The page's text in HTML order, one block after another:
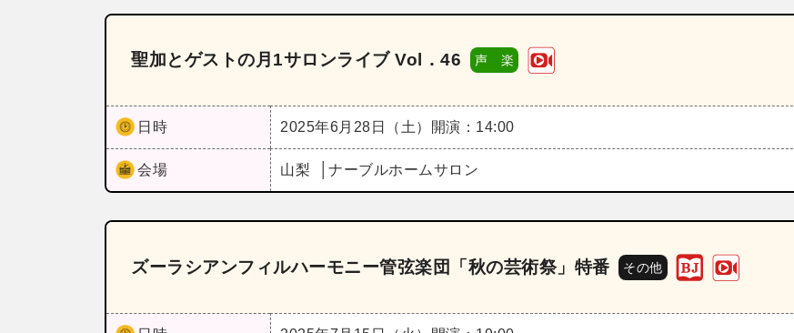
聖加とゲストの月1サロンライブ Vol．46 声 楽
日時 2025年6月28日（土） 開演：14:00
会場 山梨 ナーブルホームサロン
ズーラシアンフィルハーモニー管弦楽団「秋の芸術祭」特番 その他